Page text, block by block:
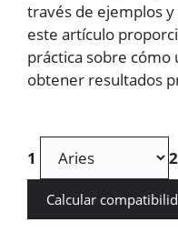
través de ejemplos
este artículo
práctica sobre cómo
obtener resultados
1 2
Calcular